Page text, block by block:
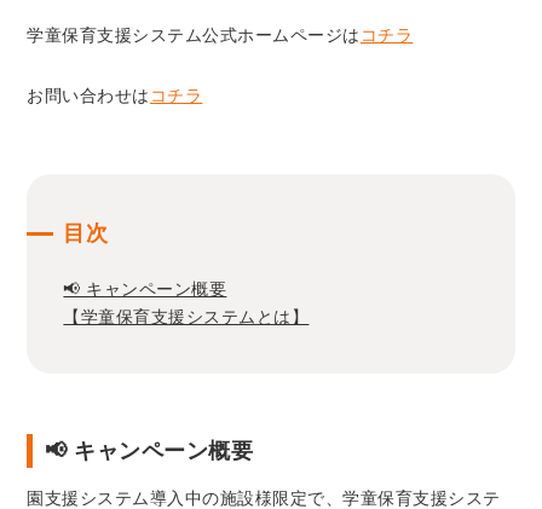
学童保育支援システム公式ホームページは コチラ
お問い合わせは コチラ
目次
📢 キャンペーン概要
【学童保育支援システムとは】
📢 キャンペーン概要
園支援システム導入中の施設様限定で、学童保育支援システ